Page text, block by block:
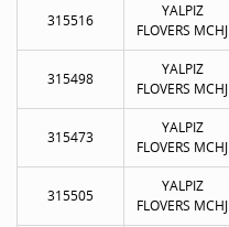
315516
YALPIZ
FLOVERS MCHJ
315498
YALPIZ
FLOVERS MCHJ
315473
YALPIZ
FLOVERS MCHJ
315505
YALPIZ
FLOVERS MCHJ